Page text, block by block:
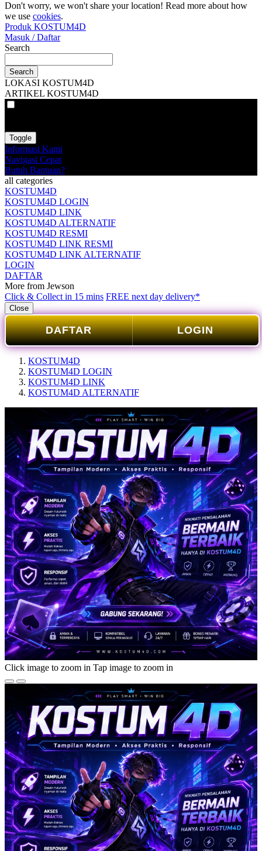
Don't worry, we won't share your location! Read more about how
we use cookies.
Produk KOSTUM4D
Masuk / Daftar
Search
Search
LOKASI KOSTUM4D
ARTIKEL KOSTUM4D
Toggle
Informasi Kami
Navigasi Cepat
Butuh Bantuan?
all categories
KOSTUM4D
KOSTUM4D LOGIN
KOSTUM4D LINK
KOSTUM4D ALTERNATIF
KOSTUM4D RESMI
KOSTUM4D LINK RESMI
KOSTUM4D LINK ALTERNATIF
LOGIN
DAFTAR
More from Jewson
Click & Collect in 15 mins FREE next day delivery*
Close
DAFTAR LOGIN
KOSTUM4D
KOSTUM4D LOGIN
KOSTUM4D LINK
KOSTUM4D ALTERNATIF
Click image to zoom in Tap image to zoom in